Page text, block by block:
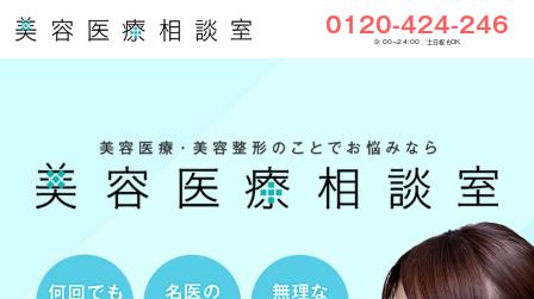
0120-424-246
9:00〜24:00／土日祝もOK